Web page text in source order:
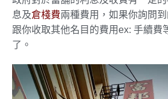
息及倉棧費兩種費用，如果你詢問
跟你收取其他名目的費用ex: 手續費
了。